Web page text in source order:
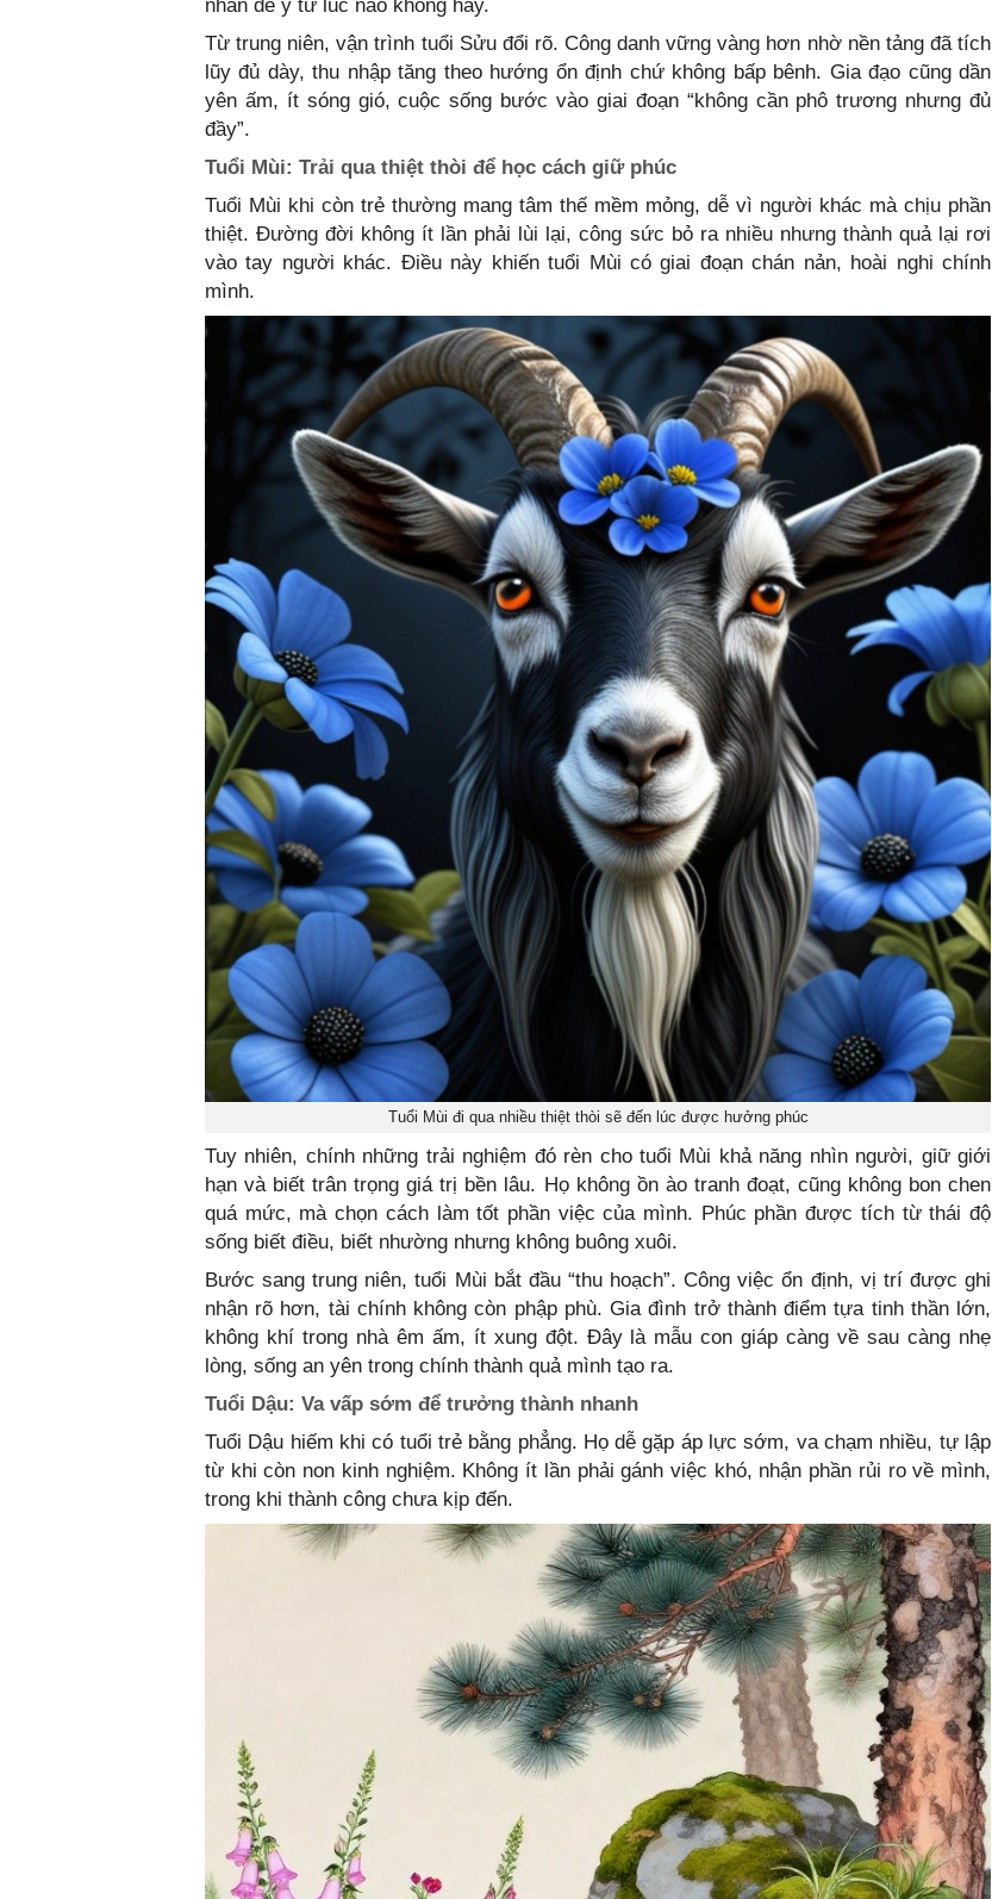
nhân để ý từ lúc nào không hay.
Từ trung niên, vận trình tuổi Sửu đổi rõ. Công danh vững vàng hơn nhờ nền tảng đã tích
lũy đủ dày, thu nhập tăng theo hướng ổn định chứ không bấp bênh. Gia đạo cũng dần
yên ấm, ít sóng gió, cuộc sống bước vào giai đoạn “không cần phô trương nhưng đủ
đầy”.
Tuổi Mùi: Trải qua thiệt thòi để học cách giữ phúc
Tuổi Mùi khi còn trẻ thường mang tâm thế mềm mỏng, dễ vì người khác mà chịu phần
thiệt. Đường đời không ít lần phải lùi lại, công sức bỏ ra nhiều nhưng thành quả lại rơi
vào tay người khác. Điều này khiến tuổi Mùi có giai đoạn chán nản, hoài nghi chính
mình.
Tuổi Mùi đi qua nhiều thiệt thòi sẽ đến lúc được hưởng phúc
Tuy nhiên, chính những trải nghiệm đó rèn cho tuổi Mùi khả năng nhìn người, giữ giới
hạn và biết trân trọng giá trị bền lâu. Họ không ồn ào tranh đoạt, cũng không bon chen
quá mức, mà chọn cách làm tốt phần việc của mình. Phúc phần được tích từ thái độ
sống biết điều, biết nhường nhưng không buông xuôi.
Bước sang trung niên, tuổi Mùi bắt đầu “thu hoạch”. Công việc ổn định, vị trí được ghi
nhận rõ hơn, tài chính không còn phập phù. Gia đình trở thành điểm tựa tinh thần lớn,
không khí trong nhà êm ấm, ít xung đột. Đây là mẫu con giáp càng về sau càng nhẹ
lòng, sống an yên trong chính thành quả mình tạo ra.
Tuổi Dậu: Va vấp sớm để trưởng thành nhanh
Tuổi Dậu hiếm khi có tuổi trẻ bằng phẳng. Họ dễ gặp áp lực sớm, va chạm nhiều, tự lập
từ khi còn non kinh nghiệm. Không ít lần phải gánh việc khó, nhận phần rủi ro về mình,
trong khi thành công chưa kịp đến.